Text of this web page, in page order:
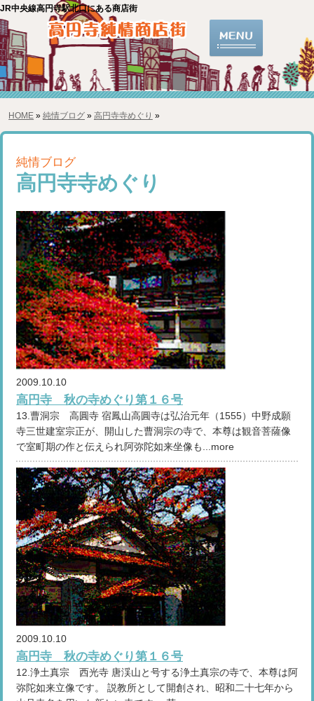
JR中央線高円寺駅北口にある商店街
HOME »純情ブログ» 高円寺寺めぐり »
純情ブログ
高円寺寺めぐり
2009.10.10
高円寺 秋の寺めぐり第１６号
13.曹洞宗 高圓寺 宿鳳山高圓寺は弘治元年（1555）中野成願
寺三世建室宗正が、開山した曹洞宗の寺で、本尊は観音菩薩像
で室町期の作と伝えられ阿弥陀如来坐像も...more
2009.10.10
高円寺 秋の寺めぐり第１６号
12.浄土真宗 西光寺 唐渓山と号する浄土真宗の寺で、本尊は阿
弥陀如来立像です。 説教所として開創され、昭和二十七年から